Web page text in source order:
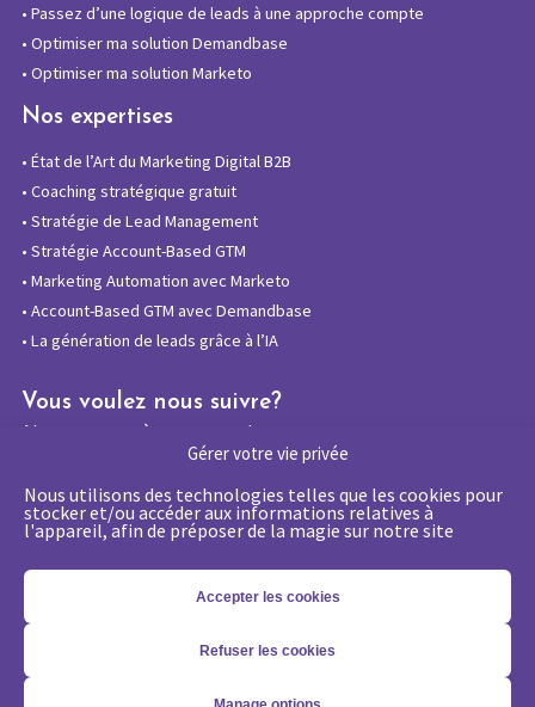
Gérer votre vie privée
Nous utilisons des technologies telles que les cookies pour
stocker et/ou accéder aux informations relatives à
l'appareil, afin de préposer de la magie sur notre site
Accepter les cookies
Refuser les cookies
• Passez d’une logique de leads à une approche compte
• Optimiser ma solution Demandbase
• Optimiser ma solution Marketo
Nos expertises
• État de l’Art du Marketing Digital B2B
• Coaching stratégique gratuit
• Stratégie de Lead Management
• Stratégie Account-Based GTM
• Marketing Automation avec Marketo
• Account-Based GTM avec Demandbase
• La génération de leads grâce à l’IA
Vous voulez nous suivre?
Abonnez-vous à notre newsletter
Copyright 2026 - © Merlin/Leonard -Mentions légales